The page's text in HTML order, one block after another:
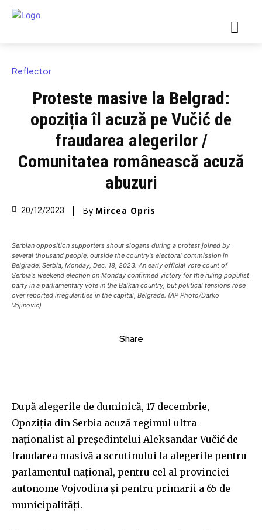
Reflector
Proteste masive la Belgrad:
opoziția îl acuză pe Vučić de
fraudarea alegerilor /
Comunitatea românească acuză
abuzuri
20/12/2023 By Mircea Opris
Serbian opposition supporters shout slogans during a protest joined by
several thousand people, outside the country's electoral commission in
Belgrade, Serbia, Monday, Dec. 18, 2023. An early official vote count of
Serbia's weekend election on Monday confirmed victory for the ruling populist
party in a parliamentary vote in the Balkan country, but political tensions rose
over reported irregularities in the capital, Belgrade. (AP Photo/Darko
Vojinovic)
Share
După alegerile de duminică, 17 decembrie,
Opoziția din Serbia acuză regimul ultra-
naționalist al președintelui Aleksandar Vučić de
fraudarea masivă a scrutinului la alegerile pentru
parlamentul național, pentru cel al provinciei
autonome Vojvodina și pentru primarii a 65 de
municipalități.